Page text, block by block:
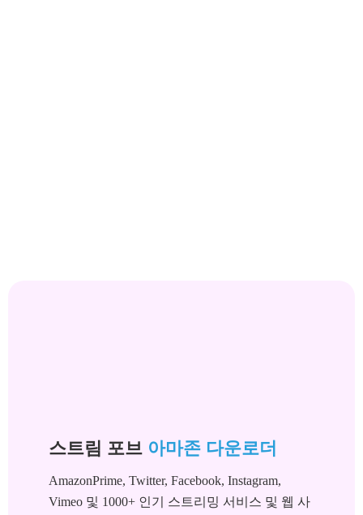
스트림 포브 아마존 다운로더
AmazonPrime, Twitter, Facebook, Instagram,
Vimeo 및 1000+ 인기 스트리밍 서비스 및 웹 사